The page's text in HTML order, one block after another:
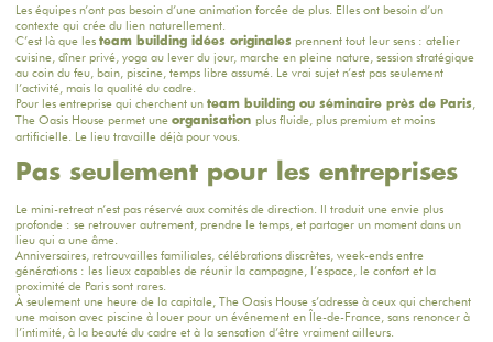
Les équipes n’ont pas besoin d’une animation forcée de plus. Elles ont besoin d’un
contexte qui crée du lien naturellement.
C’est là que les team building idées originales prennent tout leur sens : atelier
cuisine, dîner privé, yoga au lever du jour, marche en pleine nature, session stratégique
au coin du feu, bain, piscine, temps libre assumé. Le vrai sujet n’est pas seulement
l’activité, mais la qualité du cadre.
Pour les entreprise qui cherchent un team building ou séminaire près de Paris
The Oasis Housepermet une organisation plus fluide, plus premium et moins
artificielle. Le lieu travaille déjà pour vous.
Pas seulement pour les entreprises
Le mini-retreat n’est pas réservé aux comités de direction. Il traduit une envie plus
profonde : se retrouver autrement, prendre le temps, et partager un moment dans un
lieu qui a une âme.
Anniversaires, retrouvailles familiales, célébrations discrètes, week-ends entre
générations : les lieux capables de réunir la campagne, l’espace, le confort et la
proximité de Paris sont rares.
À seulement une heure de la capitale, The Oasis Houses’adresse à ceux qui cherchent
une maison avec piscine à louer pour un événement en Île-de-France, sans renoncer à
l’intimité, à la beauté du cadre et à la sensation d’être vraiment ailleurs.